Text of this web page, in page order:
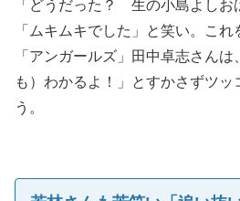
「どうだった？ 生の小島よしお
「ムキムキでした」と笑い。こ
「アンガールズ」田中卓志さん
も）わかるよ！」とすかさずツ
う。